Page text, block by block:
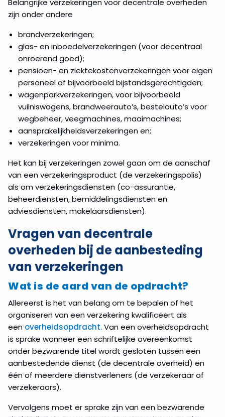
Belangrijke verzekeringen voor decentrale overheden
zijn onder andere
brandverzekeringen;
glas- en inboedelverzekeringen (voor decentraal
onroerend goed);
pensioen- en ziektekostenverzekeringen voor eigen
personeel of bijvoorbeeld bijstandsgerechtigden;
wagenparkverzekeringen, voor bijvoorbeeld
vuilniswagens, brandweerauto’s, bestelauto’s voor
wegbeheer, veegmachines, maaimachines;
aansprakelijkheidsverzekeringen en;
verzekeringen voor minima.
Het kan bij verzekeringen zowel gaan om de aanschaf
van een verzekeringsproduct (de verzekeringspolis)
als om verzekeringsdiensten (co-assurantie,
beheerdiensten, bemiddelingsdiensten en
adviesdiensten, makelaarsdiensten).
Vragen van decentrale
overheden bij de aanbesteding
van verzekeringen
Wat is de aard van de opdracht?
Allereerst is het van belang om te bepalen of het
organiseren van een verzekering kwalificeert als
een overheidsopdracht. Van een overheidsopdracht
is sprake wanneer een schriftelijke overeenkomst
onder bezwarende titel wordt gesloten tussen een
aanbestedende dienst (de decentrale overheid) en
één of meerdere dienstverleners (de verzekeraar of
verzekeraars).
Vervolgens moet er sprake zijn van een bezwarende